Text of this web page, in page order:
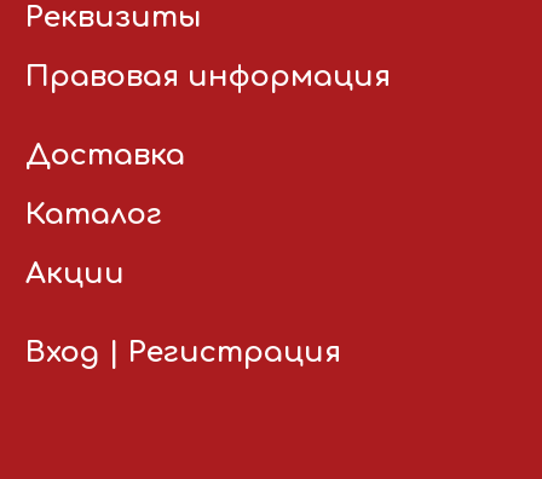
Реквизиты
Правовая информация
Доставка
Каталог
Акции
Вход Регистрация